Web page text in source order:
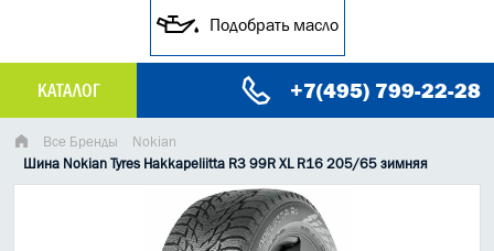
Подобрать масло
КАТАЛОГ +7(495) 799-22-28
МАСЛО МОТОРНОЕ
ГРУЗОВЫЕ МАСЛА
ГИДРАВЛИЧЕСКИЕ МАСЛА
Все Бренды
Nokian
Шина Nokian Tyres Hakkapeliitta R3 99R XL R16 205/65 зимняя